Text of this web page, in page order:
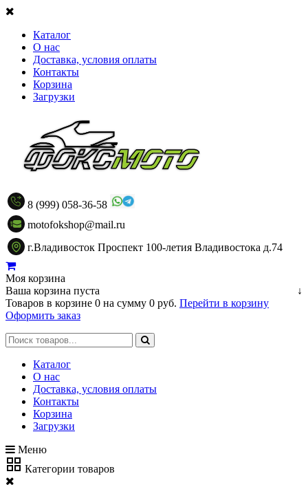
Каталог
О нас
Доставка, условия оплаты
Контакты
Корзина
Загрузки
8 (999) 058-36-58
motofokshop@mail.ru
г.Владивосток Проспект 100-летия Владивостока д.74
Моя корзина
↓
Ваша корзина пуста
Товаров в корзине 0 на сумму 0 руб. Перейти в корзину
Оформить заказ
Каталог
О нас
Доставка, условия оплаты
Контакты
Корзина
Загрузки
Меню
Категории товаров